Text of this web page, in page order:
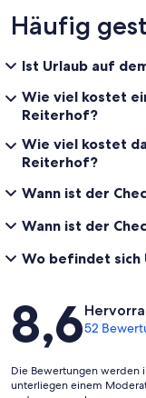
Häufig
Ist Urlaub auf
Wie viel kostet
Reiterhof?
Wie viel kostet
Reiterhof?
Wann ist der
Wann ist der
Wo befindet sich
Bewertungen
8,652
Die Bewertungen werden
unterliegen einem